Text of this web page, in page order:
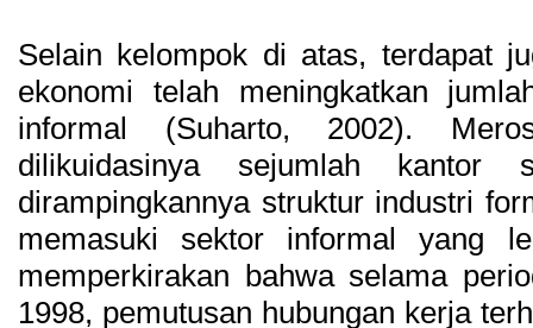
Selain kelompok di atas, terdapat
ekonomi telah meningkatkan
informal (Suharto, 2002).
dilikuidasinya sejumlah kantor
dirampingkannya struktur industri
memasuki sektor informal yang
memperkirakan bahwa selama
1998, pemutusan hubungan kerja